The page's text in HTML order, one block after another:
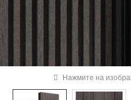
Нажмите на